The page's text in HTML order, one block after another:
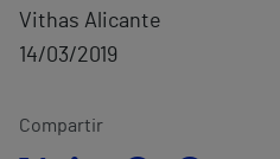
Vithas Alicante
14/03/2019
Compartir